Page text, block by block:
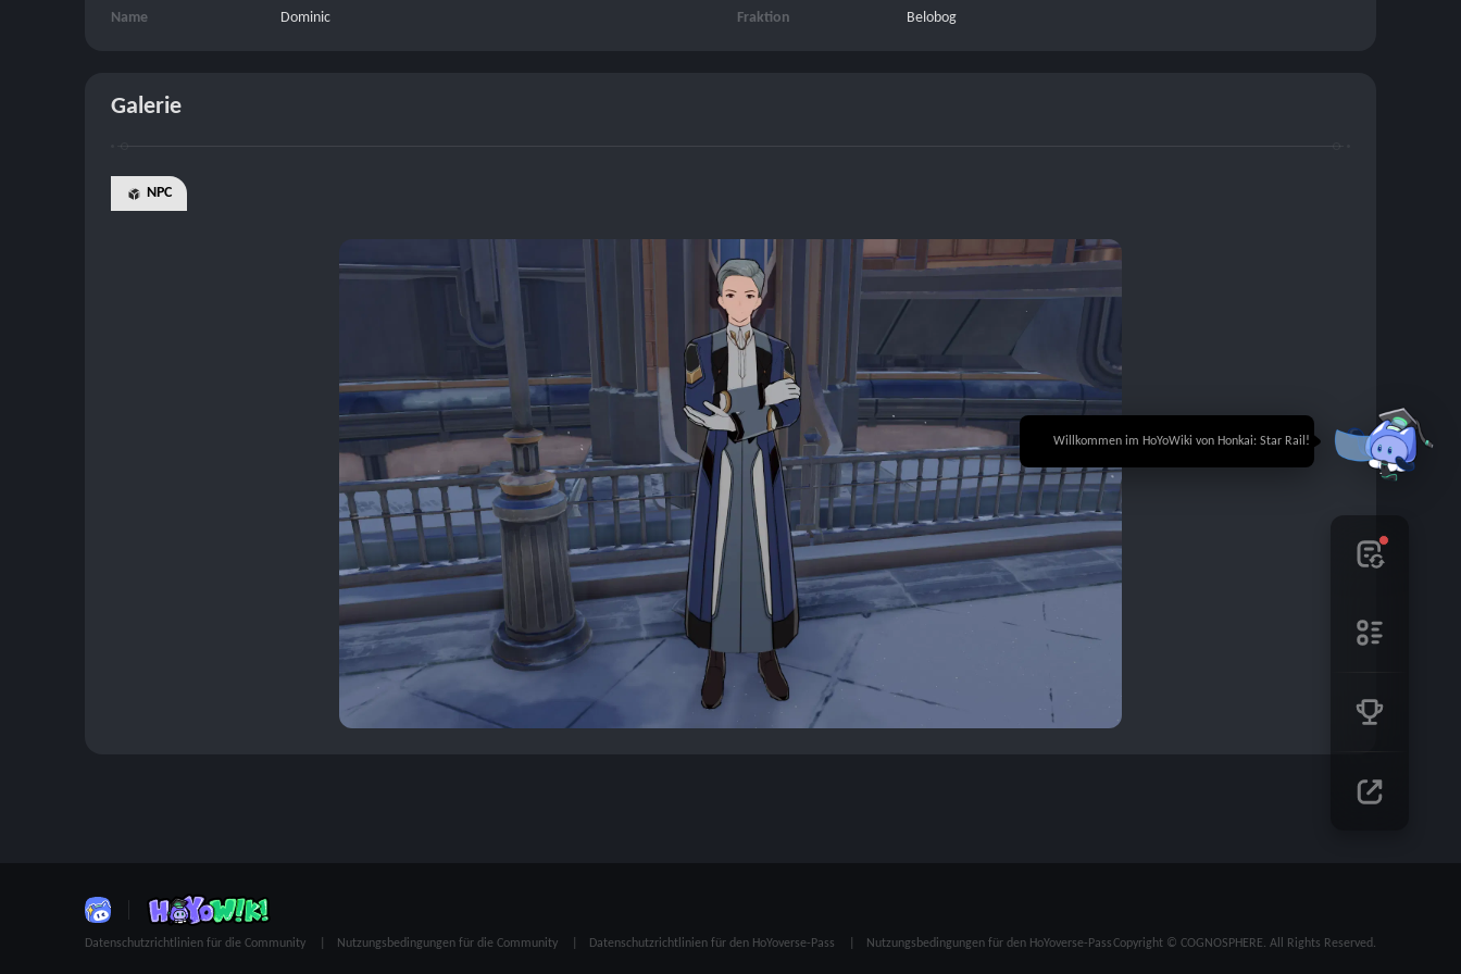
🎉 Willkommen im HoYoWiki von Honkai: Star Rail!
Name Dominic Fraktion Belobog
Galerie
NPC
Datenschutzrichtlinien für die Community Nutzungsbedingungen für die Community Datenschutzrichtlinien für den HoYoverse-Pass Nutzungsbedingungen für den HoYoverse-PassCopyright © COGNOSPHERE. All Rights Reserved.